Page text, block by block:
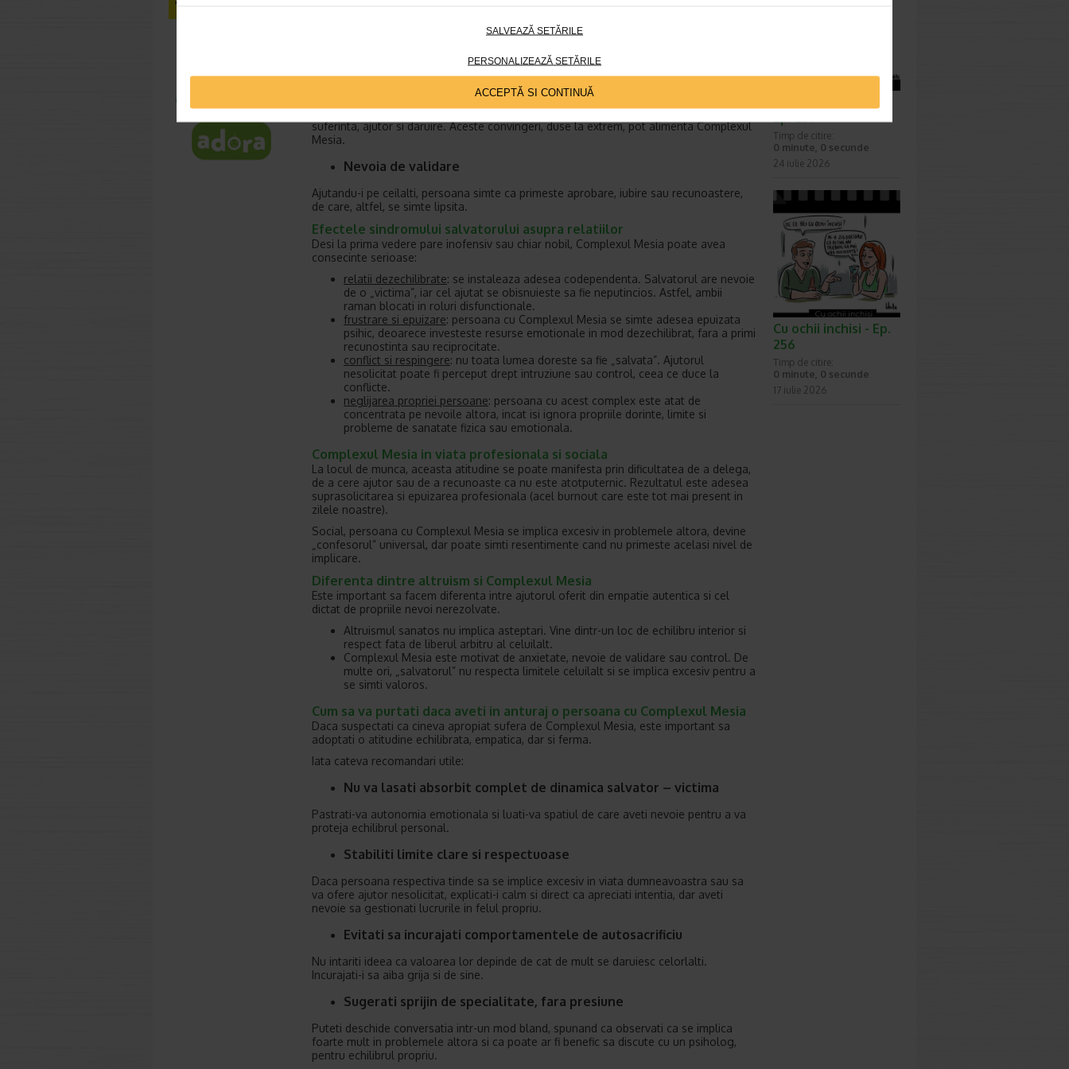
SALVEAZĂ SETĂRILE
PERSONALIZEAZĂ SETĂRILE
ACCEPTĂ SI CONTINUĂ
pentru copil, care va considera ca „a te darui complet altora” este un ideal moral.
Influente religioase sau culturale
Multe culturi pun accent pe sacrificiul de sine, pe ideea ca adevarata valoare consta in
suferinta, ajutor si daruire. Aceste convingeri, duse la extrem, pot alimenta Complexul
Mesia.
Nevoia de validare
Ajutandu-i pe ceilalti, persoana simte ca primeste aprobare, iubire sau recunoastere,
de care, altfel, se simte lipsita.
Efectele sindromului salvatorului asupra relatiilor
Desi la prima vedere pare inofensiv sau chiar nobil, Complexul Mesia poate avea
consecinte serioase:
relatii dezechilibrate: se instaleaza adesea codependenta. Salvatorul are nevoie
de o „victima”, iar cel ajutat se obisnuieste sa fie neputincios. Astfel, ambii
raman blocati in roluri disfunctionale.
frustrare si epuizare: persoana cu Complexul Mesia se simte adesea epuizata
psihic, deoarece investeste resurse emotionale in mod dezechilibrat, fara a primi
recunostinta sau reciprocitate.
conflict si respingere: nu toata lumea doreste sa fie „salvata”. Ajutorul
nesolicitat poate fi perceput drept intruziune sau control, ceea ce duce la
conflicte.
neglijarea propriei persoane: persoana cu acest complex este atat de
concentrata pe nevoile altora, incat isi ignora propriile dorinte, limite si
probleme de sanatate fizica sau emotionala.
Complexul Mesia in viata profesionala si sociala
La locul de munca, aceasta atitudine se poate manifesta prin dificultatea de a delega,
de a cere ajutor sau de a recunoaste ca nu este atotputernic. Rezultatul este adesea
suprasolicitarea si epuizarea profesionala (acel burnout care este tot mai present in
zilele noastre).
Social, persoana cu Complexul Mesia se implica excesiv in problemele altora, devine
„confesorul” universal, dar poate simti resentimente cand nu primeste acelasi nivel de
implicare.
Diferenta dintre altruism si Complexul Mesia
Este important sa facem diferenta intre ajutorul oferit din empatie autentica si cel
dictat de propriile nevoi nerezolvate.
Altruismul sanatos nu implica asteptari. Vine dintr-un loc de echilibru interior si
respect fata de liberul arbitru al celuilalt.
Complexul Mesia este motivat de anxietate, nevoie de validare sau control. De
multe ori, „salvatorul” nu respecta limitele celuilalt si se implica excesiv pentru a
se simti valoros.
Cum sa va purtati daca aveti in anturaj o persoana cu Complexul Mesia
Daca suspectati ca cineva apropiat sufera de Complexul Mesia, este important sa
adoptati o atitudine echilibrata, empatica, dar si ferma.
Iata cateva recomandari utile:
Nu va lasati absorbit complet de dinamica salvator – victima
Pastrati-va autonomia emotionala si luati-va spatiul de care aveti nevoie pentru a va
proteja echilibrul personal.
Stabiliti limite clare si respectuoase
Daca persoana respectiva tinde sa se implice excesiv in viata dumneavoastra sau sa
va ofere ajutor nesolicitat, explicati-i calm si direct ca apreciati intentia, dar aveti
nevoie sa gestionati lucrurile in felul propriu.
Evitati sa incurajati comportamentele de autosacrificiu
Nu intariti ideea ca valoarea lor depinde de cat de mult se daruiesc celorlalti.
Incurajati-i sa aiba grija si de sine.
Sugerati sprijin de specialitate, fara presiune
Puteti deschide conversatia intr-un mod bland, spunand ca observati ca se implica
foarte mult in problemele altora si ca poate ar fi benefic sa discute cu un psiholog,
pentru echilibrul propriu.
Ep. 257
Timp de citire:
0 minute, 0 secunde
24 iulie 2026
Cu ochii inchisi - Ep.
256
Timp de citire:
0 minute, 0 secunde
17 iulie 2026